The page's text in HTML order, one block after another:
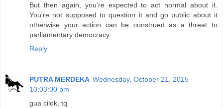
But then again, you're expected to act normal about it.
You're not supposed to question it and go public about it
otherwise your action can be construed as a threat to
parliamentary democracy.
Reply
PUTRA MERDEKA Wednesday, October 21, 2015
10:03:00 pm
gua cilok, tq